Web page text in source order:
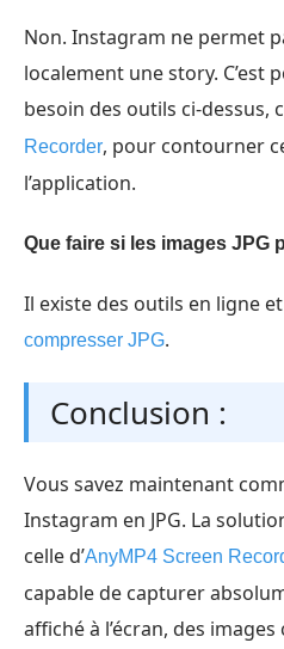
Non. Instagram ne permet
localement une story. C’est
besoin des outils ci-dessus,
Recorder, pour contourner
l’application.
Que faire si les images JPG
Il existe des outils en ligne
compresser JPG.
Conclusion :
Vous savez maintenant
Instagram en JPG. La
celle d’AnyMP4 Screen
capable de capturer
affiché à l’écran, des